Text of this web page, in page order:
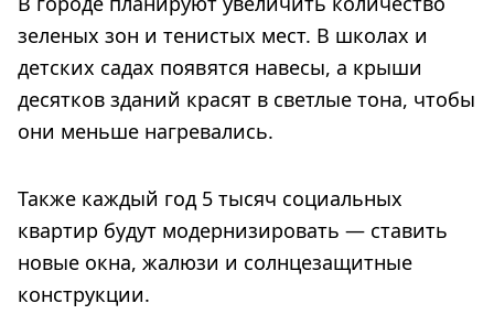
зеленых зон и тенистых мест. В школах и
детских садах появятся навесы, а крыши
десятков зданий красят в светлые тона, чтобы
они меньше нагревались.
Также каждый год 5 тысяч социальных
квартир будут модернизировать — ставить
новые окна, жалюзи и солнцезащитные
конструкции.